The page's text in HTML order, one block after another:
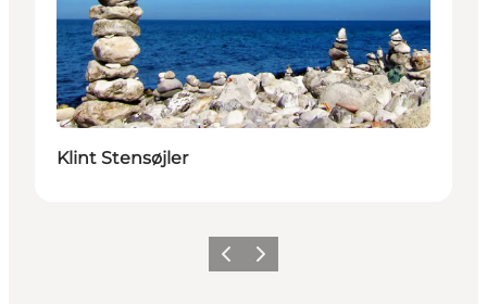
Klint Stensøjler
Forrige billede
Næste billede